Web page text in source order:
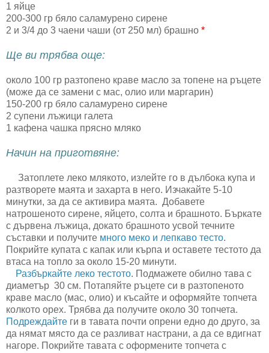
1 яйце
200-300 гр бяло саламурено сирене
2 и 3/4 до 3 чаени чаши (от 250 мл) брашно *
Ще ви трябва още:
около 100 гр разтопено краве масло за топене на ръцете
(може да се замени с мас, олио или маргарин)
150-200 гр бяло саламурено сирене
2 супени лъжици галета
1 кафена чашка прясно мляко
Начин на приготвяне:
Затоплете леко млякото, излейте го в дълбока купа и
разтворете маята и захарта в него. Изчакайте 5-10
минутки, за да се активира маята. Добавете
натрошеното сирене, яйцето, солта и брашното. Бъркате
с дървена лъжица, докато брашното усвой течните
съставки и получите много меко и лепкаво тесто.
Покрийте купата с капак или кърпа и оставете тестото да
втаса на топло за около 15-20 минути.
Разбъркайте леко тестото. Подмажете обилно тава с
диаметър 30 см. Потапяйте ръцете си в разтопеното
краве масло (мас, олио) и късайте и оформяйте топчета
колкото орех. Трябва да получите около 30 топчета.
Подреждайте ги в тавата почти опрени едно до друго, за
да нямат място да се разливат настрани, а да се вдигнат
нагоре. Покрийте тавата с оформените топчета с